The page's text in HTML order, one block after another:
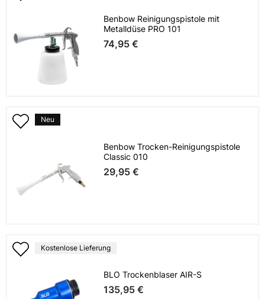
Benbow Reinigungspistole mit
Metalldüse PRO 101
74,95 €
Neu
Benbow Trocken-Reinigungspistole
Classic 010
29,95 €
Kostenlose Lieferung
BLO Trockenblaser AIR-S
135,95 €